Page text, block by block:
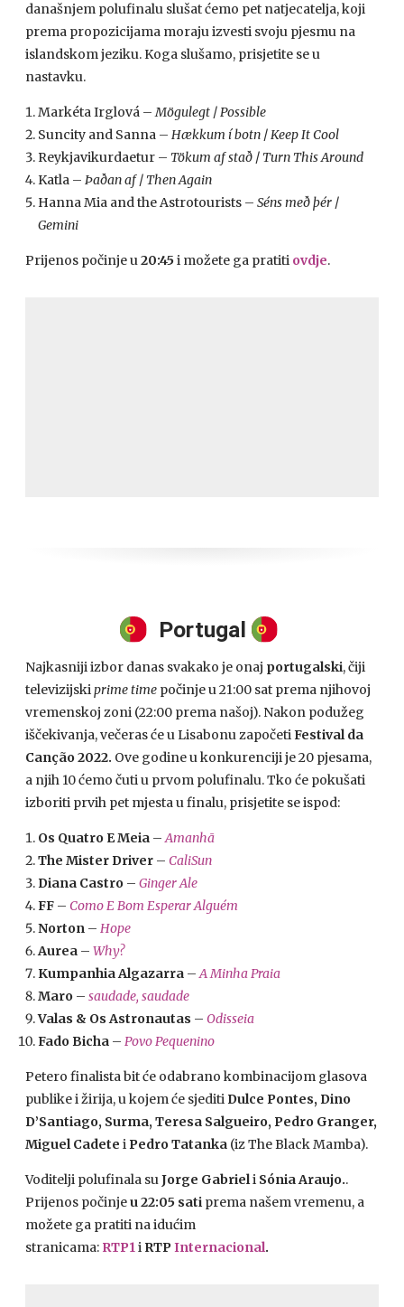
današnjem polufinalu slušat ćemo pet natjecatelja, koji
prema propozicijama moraju izvesti svoju pjesmu na
islandskom jeziku. Koga slušamo, prisjetite se u
nastavku.
Markéta Irglová –Mögulegt /Possible
Suncity and Sanna – Hækkum í botn /Keep It Cool
Reykjavikurdaetur – Tökum af stað / Turn This Around
Katla – Þaðan af/ Then Again
Hanna Mia and the Astrotourists – Séns með þér /
Gemini
Prijenos počinje u20:45 i možete ga pratiti ovdje.
Portugal
Najkasniji izbor danas svakako je onaj portugalski, čiji
televizijski prime time počinje u 21:00 sat prema njihovoj
vremenskoj zoni (22:00 prema našoj). Nakon podužeg
iščekivanja, večeras će u Lisabonu započeti Festival da
Canção 2022. Ove godine u konkurenciji je 20 pjesama,
a njih 10 ćemo čuti u prvom polufinalu. Tko će pokušati
izboriti prvih pet mjesta u finalu, prisjetite se ispod:
Os Quatro E Meia – Amanhã
The Mister Driver – CaliSun
Diana Castro – Ginger Ale
FF – Como E Bom Esperar Alguém
Norton – Hope
Aurea – Why?
Kumpanhia Algazarra – A Minha Praia
Maro – saudade, saudade
Valas & Os Astronautas – Odisseia
Fado Bicha – Povo Pequenino
Petero finalista bit će odabrano kombinacijom glasova
publike i žirija, u kojem će sjediti Dulce Pontes, Dino
D’Santiago, Surma, Teresa Salgueiro, Pedro Granger,
Miguel Cadete i Pedro Tatanka (iz The Black Mamba).
Voditelji polufinala su Jorge Gabrieli Sónia Araujo..
Prijenos počinjeu 22:05 sati prema našem vremenu, a
možete ga pratiti na idućim
stranicama: RTP1 i RTPInternacional.